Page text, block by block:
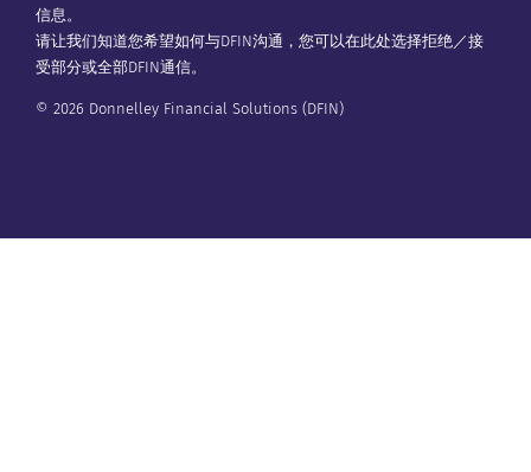
信息。
请让我们知道您希望如何与DFIN沟通，您可以在此处选择拒绝／接
受部分或全部DFIN通信。
© 2026 Donnelley Financial Solutions (DFIN)